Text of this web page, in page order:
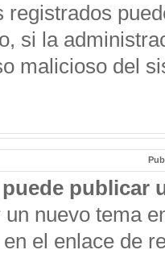
registrados
si la
malicioso del
publicar
un nuevo tema
el enlace de